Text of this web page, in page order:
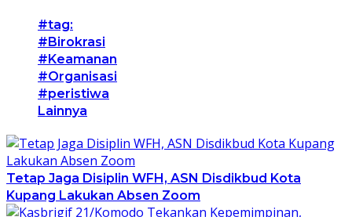
#tag:
#Birokrasi
#Keamanan
#Organisasi
#peristiwa
Lainnya
Tetap Jaga Disiplin WFH, ASN Disdikbud Kota
Kupang Lakukan Absen Zoom